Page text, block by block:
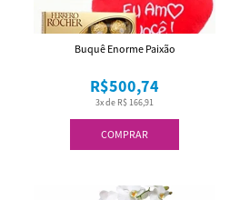
COMPRAR
3x de R$ 166,91
R$500,74
Buquê Enorme Paixão